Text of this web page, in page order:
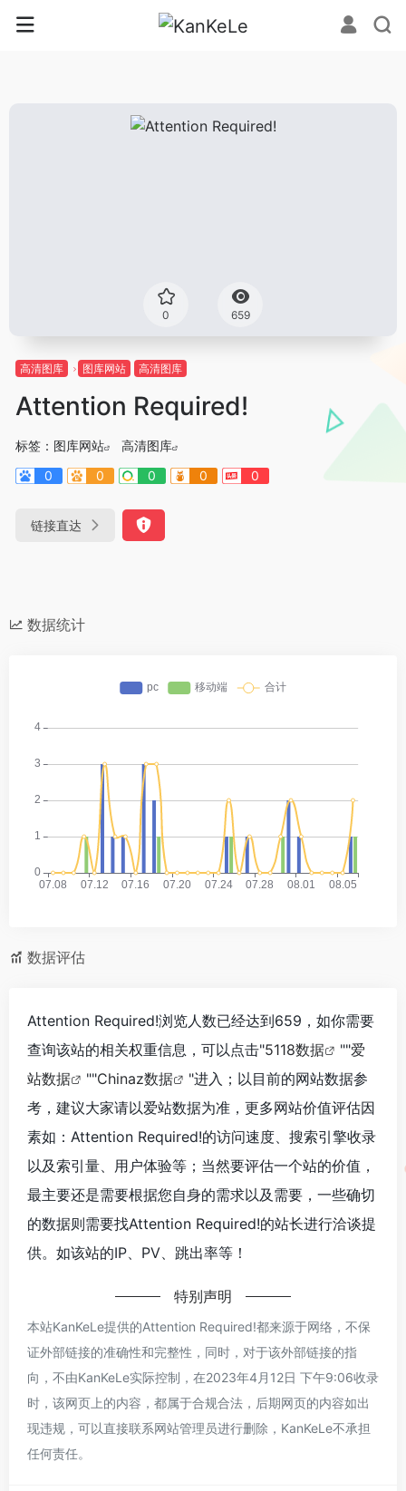
0 659
高清图库 图库网站 高清图库
Attention Required!
标签： 图库网站
高清图库
0
0 0 0 0
链接直达
数据统计
数据评估
Attention Required!浏览人数已经达到659，如你需要
查询该站的相关权重信息，可以点击"5118数据 ""爱
站数据
""Chinaz数据
"进入；以目前的网站数据参
考，建议大家请以爱站数据为准，更多网站价值评估因
素如：Attention Required!的访问速度、搜索引擎收录
以及索引量、用户体验等；当然要评估一个站的价值，
最主要还是需要根据您自身的需求以及需要，一些确切
的数据则需要找Attention Required!的站长进行洽谈提
供。如该站的IP、PV、跳出率等！
特别声明
本站KanKeLe提供的Attention Required!都来源于网络，不保
证外部链接的准确性和完整性，同时，对于该外部链接的指
向，不由KanKeLe实际控制，在2023年4月12日 下午9:06收录
时，该网页上的内容，都属于合规合法，后期网页的内容如出
现违规，可以直接联系网站管理员进行删除，KanKeLe不承担
任何责任。